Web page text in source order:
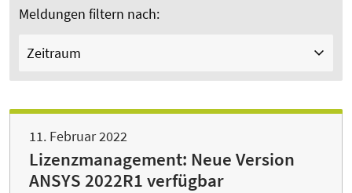
Meldungen filtern nach:
Zeitraum
11. Februar 2022
Lizenzmanagement: Neue Version
ANSYS 2022R1 verfügbar